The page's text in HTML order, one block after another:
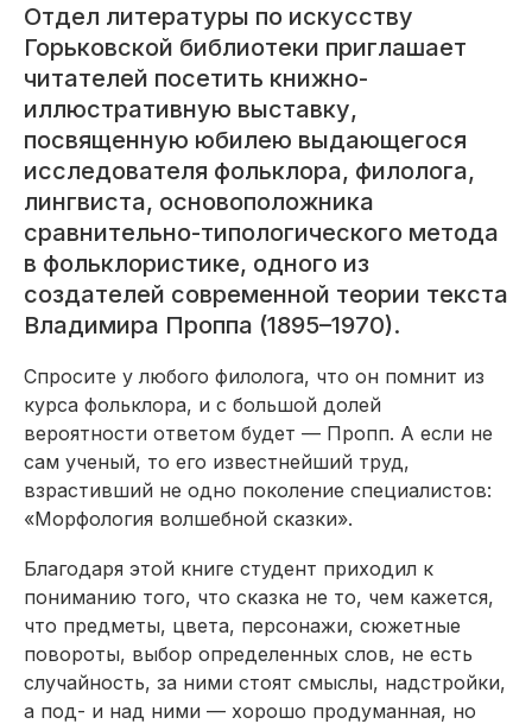
​Отдел литературы по искусству
Горьковской библиотеки приглашает
читателей посетить книжно-
иллюстративную выставку,
посвященную юбилею выдающегося
исследователя фольклора, филолога,
лингвиста, основоположника
сравнительно-типологического метода
в фольклористике, одного из
создателей современной теории текста
Владимира Проппа (1895–1970).
Спросите у любого филолога, что он помнит из
курса фольклора, и с большой долей
вероятности ответом будет — Пропп. А если не
сам ученый, то его известнейший труд,
взрастивший не одно поколение специалистов:
«Морфология волшебной сказки».
Благодаря этой книге студент приходил к
пониманию того, что сказка не то, чем кажется,
что предметы, цвета, персонажи, сюжетные
повороты, выбор определенных слов, не есть
случайность, за ними стоят смыслы, надстройки,
а под- и над ними — хорошо продуманная, но